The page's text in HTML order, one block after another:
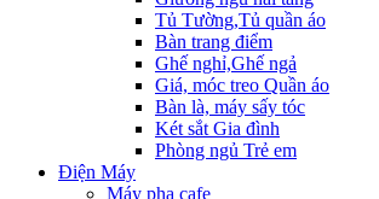
Tủ Tường,Tủ quần áo
Bàn trang điểm
Ghế nghỉ,Ghế ngả
Giá, móc treo Quần áo
Bàn là, máy sấy tóc
Két sắt Gia đình
Phòng ngủ Trẻ em
Điện Máy
Máy pha cafe